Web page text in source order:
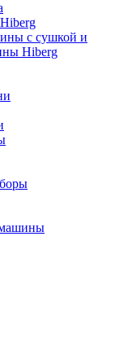
с сушкой и
Hiberg